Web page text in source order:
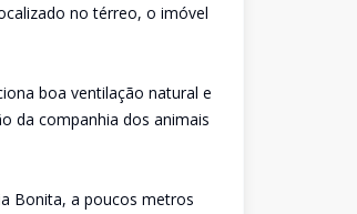
no térreo, o imóvel
boa ventilação natural e
da companhia dos animais
Bonita, a poucos metros